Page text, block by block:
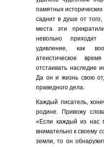
памятных исторических
саднит в душе от того,
места эти
невольно
удивление, как
атеистическое
отстаивать наследие
Да он и жизнь свою
праведного дела.
Каждый писатель,
родине. Привожу
«Если каждый из нас
внимательно к своему
земли, то он